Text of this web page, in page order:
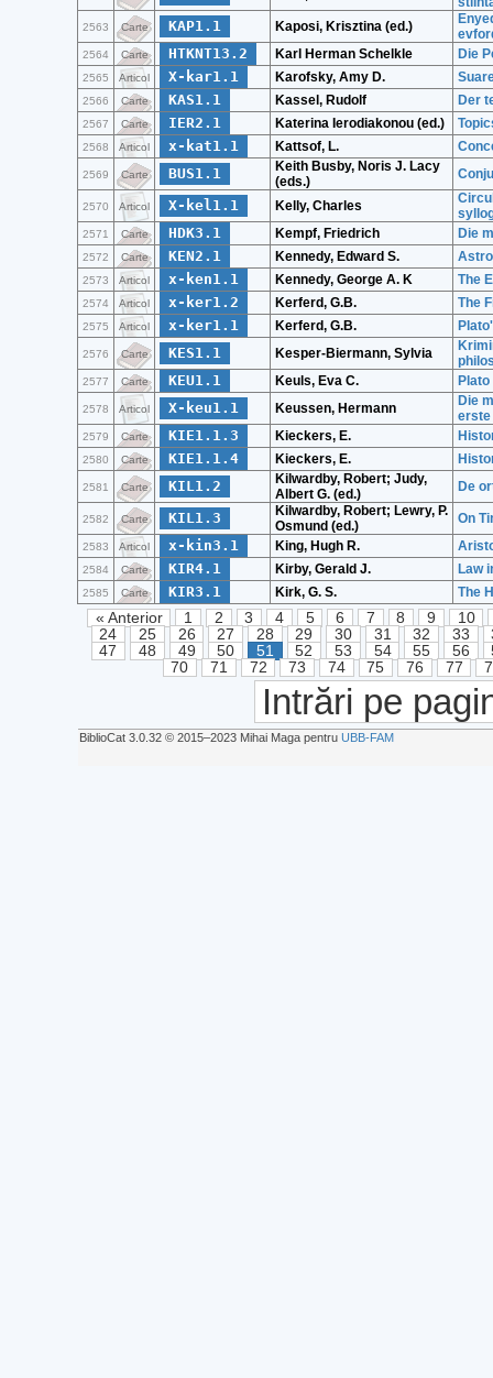
2563 Carte KAP1.1 Kaposi, Krisztina (ed.)
2564 Carte HTKNT13.2 Karl Herman Schelkle Die
2565 Articol X-kar1.1 Karofsky, Amy D.
2566 Carte KAS1.1 Kassel, Rudolf Der
2567 Carte IER2.1 Katerina Ierodiakonou (ed.)
2568 Articol x-kat1.1 Kattsof, L.
2569 Carte BUS1.1
Keith Busby, Noris J. Lacy
(eds.)
2570 Articol X-kel1.1 Kelly, Charles
2571 Carte HDK3.1 Kempf, Friedrich Die
2572 Carte KEN2.1 Kennedy, Edward S.
2573 Articol x-ken1.1 Kennedy, George A. K The
2574 Articol x-ker1.2 Kerferd, G.B. The
2575 Articol x-ker1.1 Kerferd, G.B.
2576 Carte KES1.1 Kesper-Biermann, Sylvia
2577 Carte KEU1.1 Keuls, Eva C.
2578 Articol X-keu1.1 Keussen, Hermann
Die
erste
2579 Carte KIE1.1.3 Kieckers, E.
2580 Carte KIE1.1.4 Kieckers, E.
2581 Carte KIL1.2
Kilwardby, Robert; Judy,
Albert G. (ed.)
De
2582 Carte KIL1.3
Kilwardby, Robert; Lewry, P.
Osmund (ed.)
On
2583 Articol x-kin3.1 King, Hugh R.
2584 Carte KIR4.1 Kirby, Gerald J. Law
2585 Carte KIR3.1 Kirk, G. S. The
« Anterior 1 2 3 4 5 6 7 8 9
10
24
25 26 27 28 29 30 31 32 33
47
48 49 50 51 52 53 54 55 56
70
71 72 73 74 75 76 77
Intrări pe
BiblioCat 3.0.32 © 2015‒2023 Mihai Maga pentru UBB-FAM